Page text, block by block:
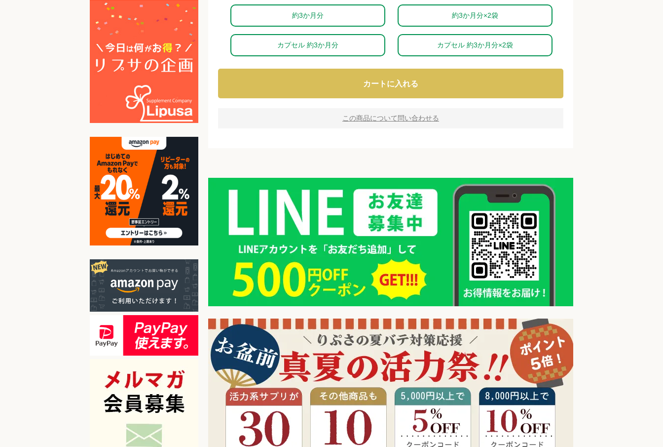
約3か月分 約3か月分×2袋
カプセル 約3か月分 カプセル 約3か月分×2袋
カートに入れる
この商品について問い合わせる